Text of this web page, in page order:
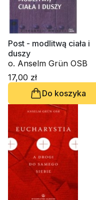
Post - modlitwą ciała i
duszy
o. Anselm Grün OSB
17,00 zł
Do koszyka